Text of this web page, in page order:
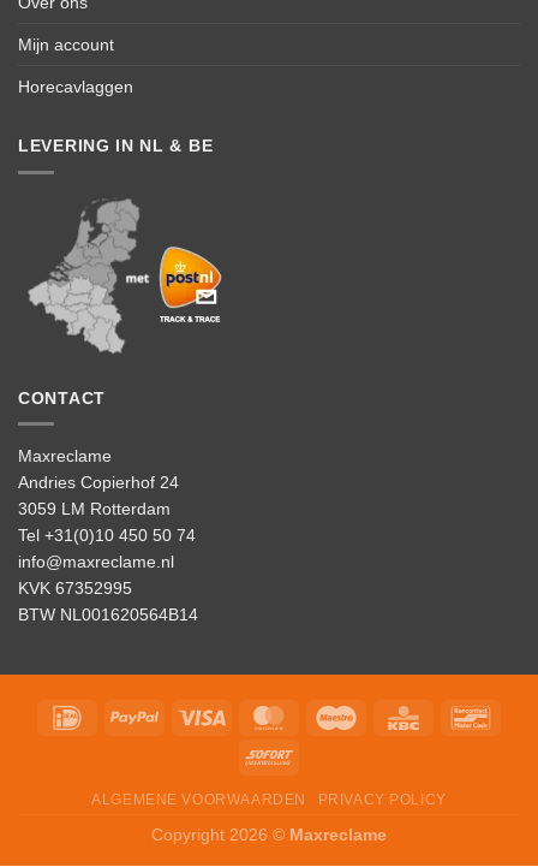
Mijn account
Horecavlaggen
LEVERING IN NL & BE
CONTACT
Maxreclame
Andries Copierhof 24
3059 LM Rotterdam
Tel +31(0)10 450 50 74
info@maxreclame.nl
KVK 67352995
BTW NL001620564B14
IDeal PayPal Visa MasterCardMaestro KBC
Sofort
ALGEMENE VOORWAARDEN PRIVACY POLICY
Copyright 2026 © Maxreclame